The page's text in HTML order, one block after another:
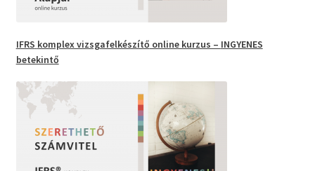
IFRS komplex vizsgafelkészítő online kurzus – INGYENES
betekintő